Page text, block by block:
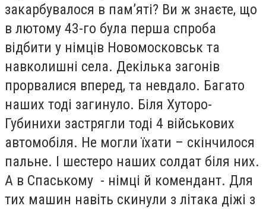
закарбувалося в пам’яті? Ви ж знаєте, що
в лютому 43-го була перша спроба
відбити у німців Новомосковськ та
навколишні села. Декілька загонів
прорвалися вперед, та невдало. Багато
наших тоді загинуло. Біля Хуторо-
Губинихи застрягли тоді 4 військових
автомобіля. Не могли їхати – скінчилося
пальне. І шестеро наших солдат біля них.
А в Спаському - німці й комендант. Для
тих машин навіть скинули з літака діжі з